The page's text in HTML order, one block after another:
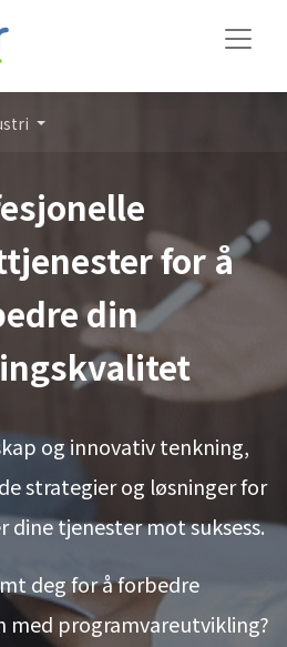
for å
din
og innovativ tenkning,
strategier og løsninger for
dine tjenester mot suksess.
deg for å forbedre
med programvareutvikling?